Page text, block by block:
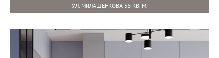
УЛ. МИЛАШЕНКОВА 55 КВ. М.